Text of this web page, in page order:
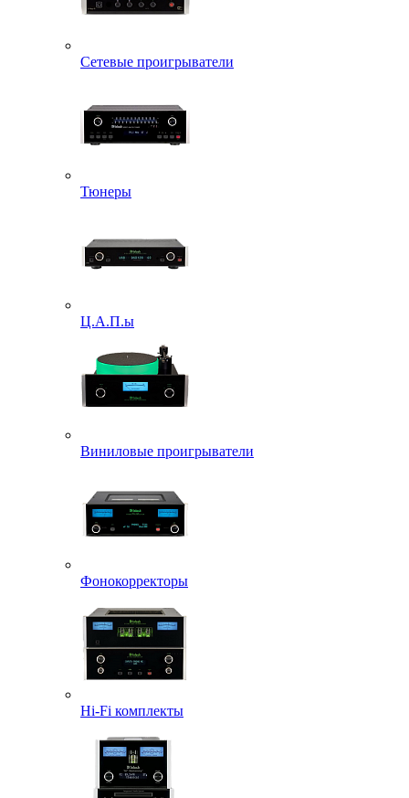
Сетевые проигрыватели
Тюнеры
Ц.А.П.ы
Виниловые проигрыватели
Фонокорректоры
Hi-Fi комплекты